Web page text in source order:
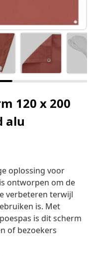
120 x 200
alu
oplossing voor
ontworpen om de
verbeteren terwijl
is. Met
is dit scherm
of bezoekers